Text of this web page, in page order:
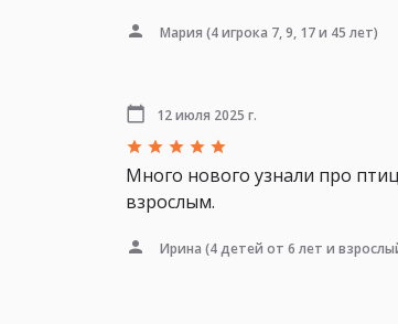
Мария (4 игрока 7, 9, 17 и 45 лет)
12 июля 2025 г.
Много нового узнали про
взрослым.
Ирина (4 детей от 6 лет и